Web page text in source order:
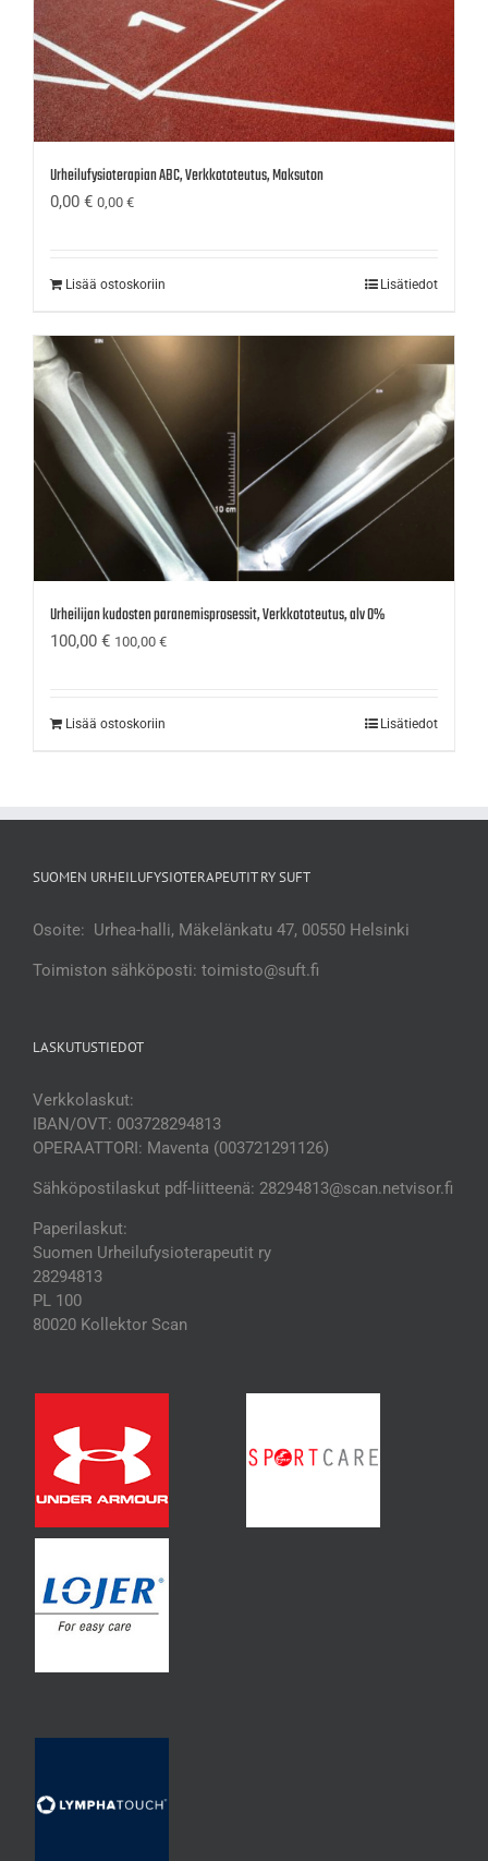
Urheilufysioterapian ABC, Verkkototeutus, Maksuton
0,00 € 0,00 €
Lisää ostoskoriin Lisätiedot
Urheilijan kudosten paranemisprosessit, Verkkototeutus, alv 0%
100,00 € 100,00 €
Lisää ostoskoriin Lisätiedot
SUOMEN URHEILUFYSIOTERAPEUTIT RY SUFT
Osoite: Urhea-halli, Mäkelänkatu 47, 00550 Helsinki
Toimiston sähköposti: toimisto@suft.fi
LASKUTUSTIEDOT
Verkkolaskut:
IBAN/OVT: 003728294813
OPERAATTORI: Maventa (003721291126)
Sähköpostilaskut pdf-liitteenä: 28294813@scan.netvisor.fi
Paperilaskut:
Suomen Urheilufysioterapeutit ry
28294813
PL 100
80020 Kollektor Scan